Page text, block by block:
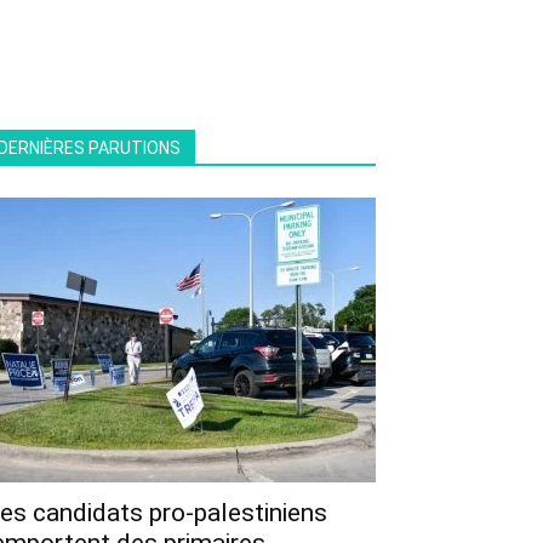
PARUTIONS
candidats pro-palestiniens